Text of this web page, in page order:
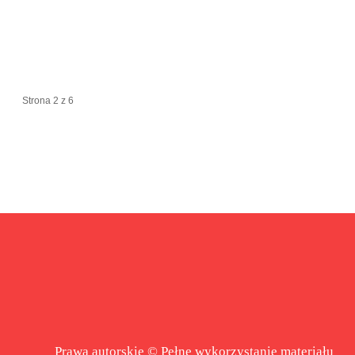
Strona 2 z 6
Prawa autorskie © Pełne wykorzystanie materiału